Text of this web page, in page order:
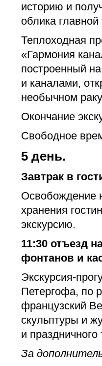
историю и
облика
Теплоходная
«Гармония
построенный
и каналами,
необычном
Окончание
Свободное
5 день.
Завтрак в
Освобождение
хранения
экскурсию.
11:30 отъезд
фонтанов и
Экскурсия-
Петергофа, по
французский
скульптуры и
и праздничного
За